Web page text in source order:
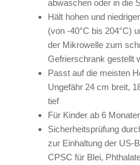
abwaschen oder in die
Hält hohen und
(von -40°C bis 204°C)
der Mikrowelle zum
Gefrierschrank gestellt
Passt auf die meisten
Ungefähr 24 cm breit,
tief
Für Kinder ab 6
Sicherheitsprüfung
zur Einhaltung der US-
CPSC für Blei,